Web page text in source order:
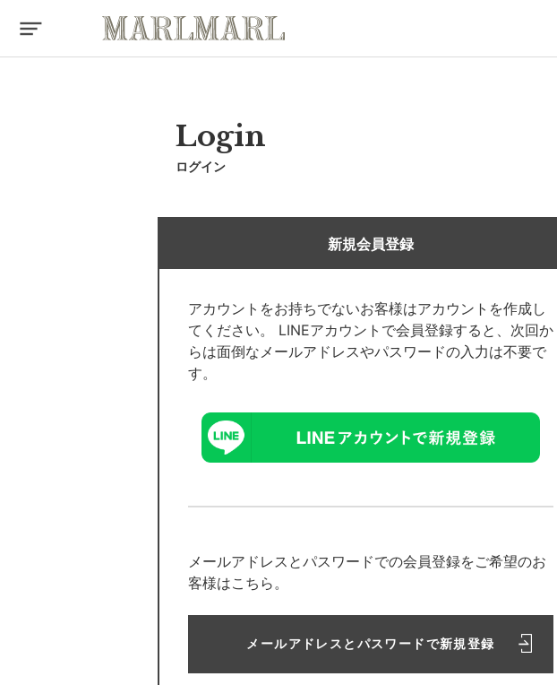
Login
ログイン
新規会員登録
アカウントをお持ちでないお客様はアカウントを作成し
てください。 LINEアカウントで会員登録すると、次回か
らは面倒なメールアドレスやパスワードの入力は不要で
す。
メールアドレスとパスワードでの会員登録をご希望のお
客様はこちら。
メールアドレスとパスワードで新規登録